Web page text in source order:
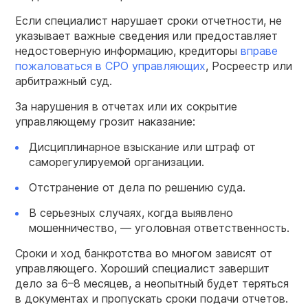
Если специалист нарушает сроки отчетности, не
указывает важные сведения или предоставляет
недостоверную информацию, кредиторы вправе
пожаловаться в СРО управляющих, Росреестр или
арбитражный суд.
За нарушения в отчетах или их сокрытие
управляющему грозит наказание:
Дисциплинарное взыскание или штраф от
саморегулируемой организации.
Отстранение от дела по решению суда.
В серьезных случаях, когда выявлено
мошенничество, — уголовная ответственность.
Сроки и ход банкротства во многом зависят от
управляющего. Хороший специалист завершит
дело за 6–8 месяцев, а неопытный будет теряться
в документах и пропускать сроки подачи отчетов.